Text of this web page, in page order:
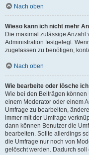
Nach oben
Wieso kann ich nicht mehr
Die maximal zulässige
Administration festgelegt.
zugelassen zu benötigen,
Nach oben
Wie bearbeite oder lösche
Wie bei den Beiträgen
einem Moderator oder einem
Umfrage zu bearbeiten,
immer mit der Umfrage
dann können Benutzer die
bearbeiten. Sollte allerdings
die Umfrage nur noch von
gelöscht werden. Dadurch